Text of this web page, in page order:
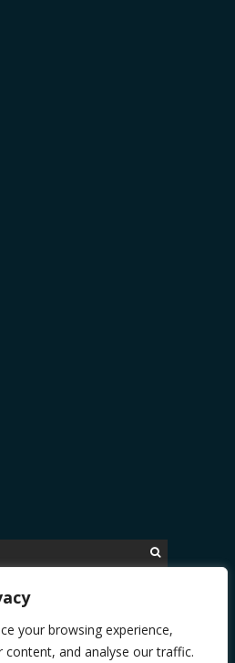
your browsing experience,
content, and analyse our traffic.